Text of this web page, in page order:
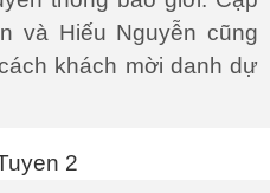
và Hiếu Nguyễn cũng
khách mời danh dự